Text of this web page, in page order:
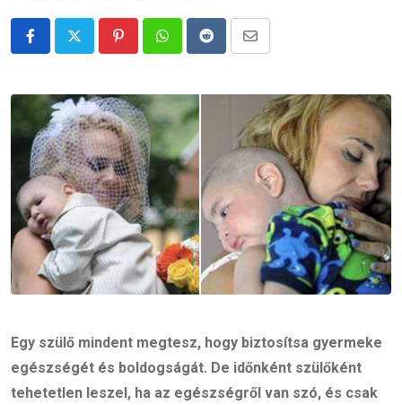
PinterestWhatsappRedditShare
Email
Egy szülő mindent megtesz, hogy biztosítsa gyermeke
egészségét és boldogságát. De időnként szülőként
tehetetlen leszel, ha az egészségről van szó, és csak